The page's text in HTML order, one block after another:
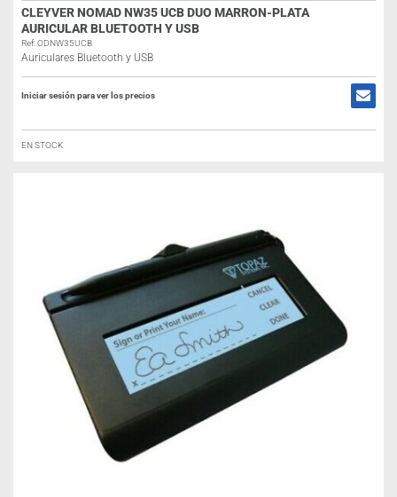
CLEYVER NOMAD NW35 UCB DUO MARRON-PLATA
AURICULAR BLUETOOTH Y USB
Ref: ODNW35UCB
Auriculares Bluetooth y USB
Iniciar sesión para ver los precios
EN STOCK